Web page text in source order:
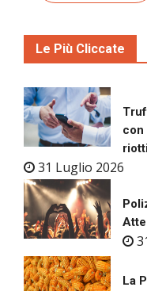
Le Più Cliccate
con
31 Luglio 2026
La